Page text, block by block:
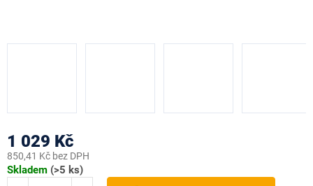
1 029 Kč
850,41 Kč bez DPH
Měrná
Skladem (>5 ks)